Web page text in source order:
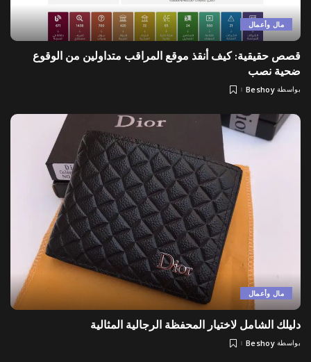
مال وأعمال
قصص حقيقية: كيف أنقذ موقع المراقب متداولين من الوقوع
ضحية نصب
Posted
بواسطة Beshoy
مال وأعمال
دليلك الشامل لاختيار المحفظة الرجالية المثالية
Posted
بواسطة Beshoy